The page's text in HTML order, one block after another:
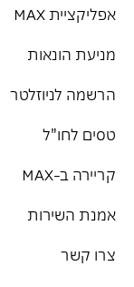
אפליקציית MAX
מניעת הונאות
הרשמה לניוזלטר
טסים לחו"ל
קריירה ב-MAX
אמנת השירות
צרו קשר